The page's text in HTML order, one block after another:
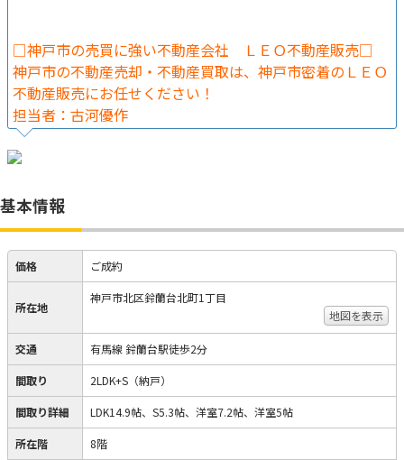
□神戸市の売買に強い不動産会社 ＬＥＯ不動産販売□
神戸市の不動産売却・不動産買取は、神戸市密着のＬＥＯ
不動産販売にお任せください！
担当者：古河優作
基本情報
価格 ご成約
所在地
神戸市北区鈴蘭台北町1丁目
地図を表示
交通 有馬線 鈴蘭台駅徒歩2分
間取り 2LDK+S（納戸）
間取り詳細 LDK14.9帖、S5.3帖、洋室7.2帖、洋室5帖
所在階 8階